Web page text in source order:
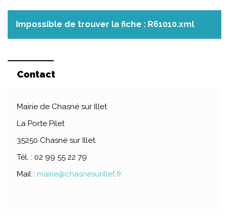
Impossible de trouver la fiche : R61010.xml
Contact
Mairie de Chasné sur Illet
La Porte Pilet
35250 Chasné sur Illet
Tél. : 02 99 55 22 79
Mail : mairie@chasnesurillet.fr